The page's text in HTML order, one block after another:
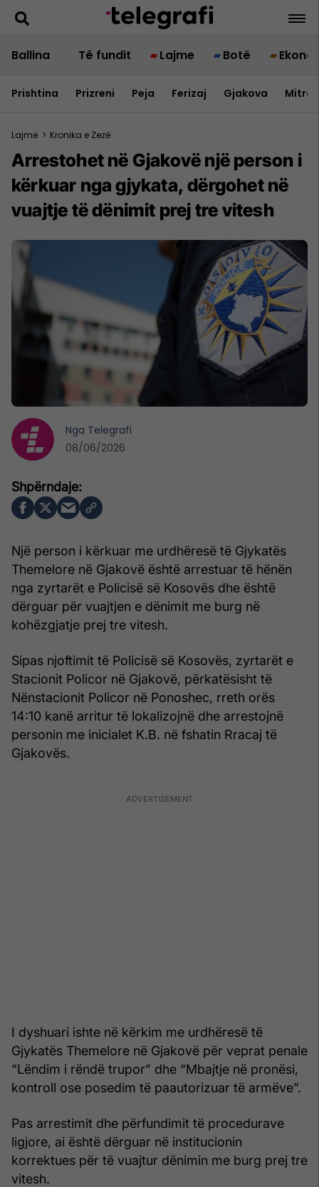
Ballina Të fundit Lajme Botë
Prishtina Prizreni Peja Ferizaj Gjakova
Lajme > Kronika e Zezë
Arrestohet në Gjakovë një person i
kërkuar nga gjykata, dërgohet në
vuajtje të dënimit prej tre vitesh
Një person i kërkuar me urdhëresë të Gjykatës
Themelore në Gjakovë është arrestuar të hënën
nga zyrtarët e Policisë së Kosovës dhe është
dërguar për vuajtjen e dënimit me burg në
kohëzgjatje prej tre vitesh.
Sipas njoftimit të Policisë së Kosovës, zyrtarët e
Stacionit Policor në Gjakovë, përkatësisht të
Nënstacionit Policor në Ponoshec, rreth orës
14:10 kanë arritur të lokalizojnë dhe arrestojnë
personin me inicialet K.B. në fshatin Rracaj të
Gjakovës.
I dyshuari ishte në kërkim me urdhëresë të
Gjykatës Themelore në Gjakovë për veprat penale
“Lëndim i rëndë trupor” dhe “Mbajtje në pronësi,
kontroll ose posedim të paautorizuar të armëve”.
Pas arrestimit dhe përfundimit të procedurave
ligjore, ai është dërguar në institucionin
korrektues për të vuajtur dënimin me burg prej tre
vitesh.
Nga Telegrafi
08/06/2026